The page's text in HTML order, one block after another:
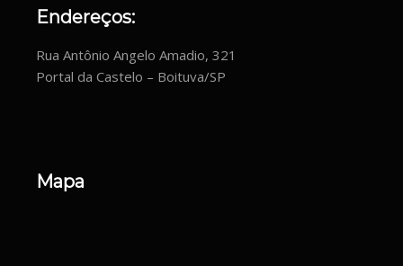
Endereços:
Rua Antônio Angelo Amadio, 321
Portal da Castelo – Boituva/SP
Mapa